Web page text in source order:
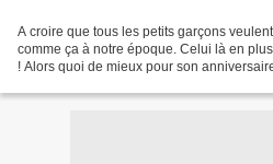
A croire que tous les petits garçons
comme ça à notre époque. Celui là en
! Alors quoi de mieux pour son